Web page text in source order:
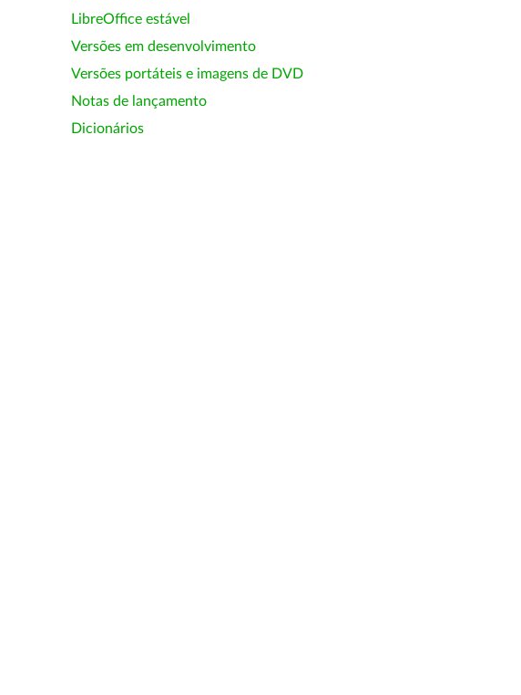
LibreOffice estável
Versões em desenvolvimento
Versões portáteis e imagens de DVD
Notas de lançamento
Dicionários